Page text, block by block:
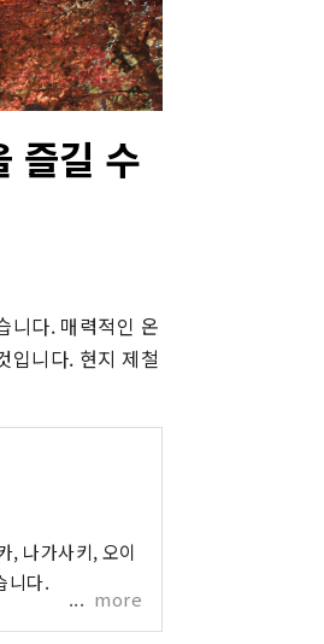
즐길 수
니다. 매력적인 온
입니다. 현지 제철
, 나가사키, 오이
니다.
more